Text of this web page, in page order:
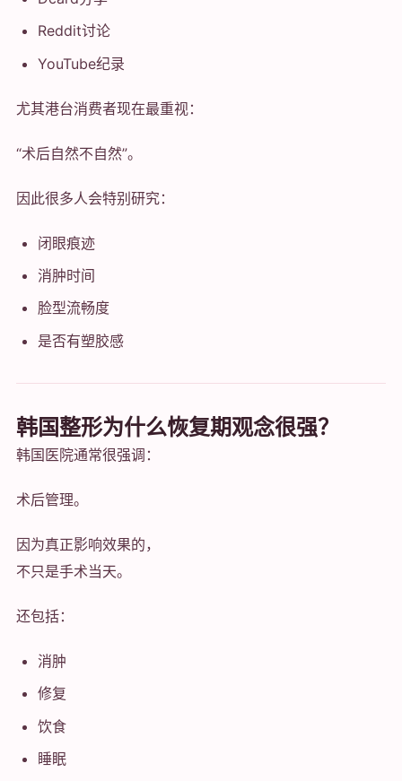
Reddit讨论
YouTube纪录
尤其港台消费者现在最重视：
“术后自然不自然”。
因此很多人会特别研究：
闭眼痕迹
消肿时间
脸型流畅度
是否有塑胶感
韩国整形为什么恢复期观念很强？
韩国医院通常很强调：
术后管理。
因为真正影响效果的，
不只是手术当天。
还包括：
消肿
修复
饮食
睡眠